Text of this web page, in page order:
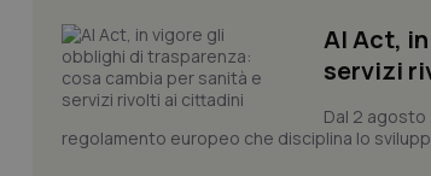
AI Act,
servizi
Dal 2 agosto
regolamento europeo che disciplina lo
I